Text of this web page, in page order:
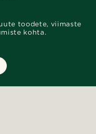
toodete, viimaste
kohta.